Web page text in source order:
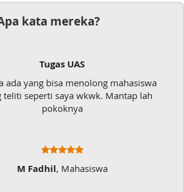
kata mereka?
Tugas UAS
bisa menolong mahasiswa
saya wkwk. Mantap lah
pokoknya
Fadhil, Mahasiswa